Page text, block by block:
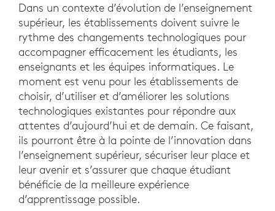
Dans un contexte d’évolution de l’enseignement
supérieur, les établissements doivent suivre le
rythme des changements technologiques pour
accompagner efficacement les étudiants, les
enseignants et les équipes informatiques. Le
moment est venu pour les établissements de
choisir, d’utiliser et d’améliorer les solutions
technologiques existantes pour répondre aux
attentes d’aujourd’hui et de demain. Ce faisant,
ils pourront être à la pointe de l’innovation dans
l’enseignement supérieur, sécuriser leur place et
leur avenir et s’assurer que chaque étudiant
bénéficie de la meilleure expérience
d’apprentissage possible.